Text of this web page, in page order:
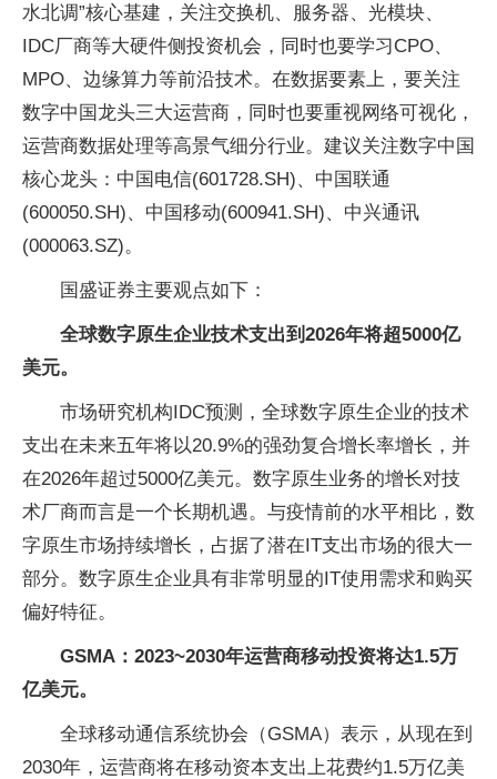
水北调”核心基建，关注交换机、服务器、光模块、
IDC厂商等大硬件侧投资机会，同时也要学习CPO、
MPO、边缘算力等前沿技术。在数据要素上，要关注
数字中国龙头三大运营商，同时也要重视网络可视化，
运营商数据处理等高景气细分行业。建议关注数字中国
核心龙头：中国电信(601728.SH)、中国联通
(600050.SH)、中国移动(600941.SH)、中兴通讯
(000063.SZ)。
国盛证券主要观点如下：
全球数字原生企业技术支出到2026年将超5000亿
美元。
市场研究机构IDC预测，全球数字原生企业的技术
支出在未来五年将以20.9%的强劲复合增长率增长，并
在2026年超过5000亿美元。数字原生业务的增长对技
术厂商而言是一个长期机遇。与疫情前的水平相比，数
字原生市场持续增长，占据了潜在IT支出市场的很大一
部分。数字原生企业具有非常明显的IT使用需求和购买
偏好特征。
GSMA：2023~2030年运营商移动投资将达1.5万
亿美元。
全球移动通信系统协会（GSMA）表示，从现在到
2030年，运营商将在移动资本支出上花费约1.5万亿美